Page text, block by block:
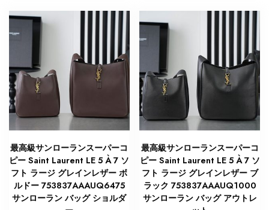
最高級サンローランスーパーコ
ピー Saint Laurent LE 5 À 7 ソ
フト ラージ グレインレザー ボ
ルドー 753837AAAUQ6475
サンローラン バッグ ショルダ
最高級サンローランスーパーコ
ピー Saint Laurent LE 5 À 7 ソ
フト ラージ グレインレザー ブ
ラック 753837AAAUQ1000
サンローラン バッグ アウトレ